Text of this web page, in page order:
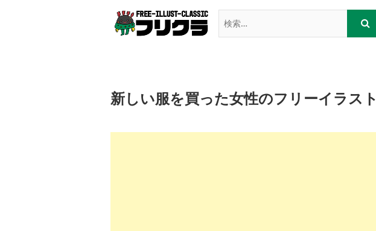
新しい服を買った女性のフリーイラスト